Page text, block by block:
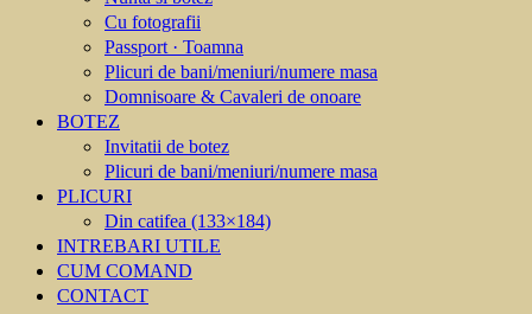
Cu fotografii
Passport · Toamna
Plicuri de bani/meniuri/numere masa
Domnisoare & Cavaleri de onoare
BOTEZ
Invitatii de botez
Plicuri de bani/meniuri/numere masa
PLICURI
Din catifea (133×184)
INTREBARI UTILE
CUM COMAND
CONTACT